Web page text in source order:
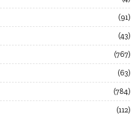
91
43
767
63
784
112